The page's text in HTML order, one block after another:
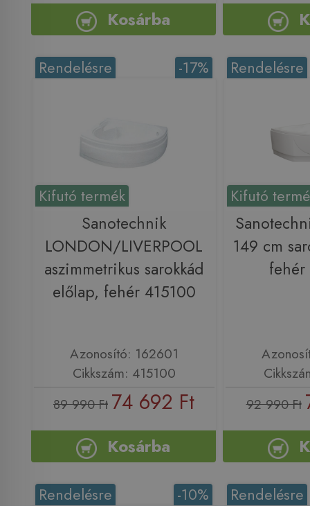
Kosárba
Kifutó termék
-17%
Rendelésre
Sanotechnik
LONDON/LIVERPOOL
aszimmetrikus sarokkád
előlap, fehér 415100
Azonosító: 162601
Cikkszám: 415100
89 990 Ft 74 692 Ft
Kosárba
Kifutó
Rendelésre
149 cm
92 990 Ft
-10%
Rendelésre Rendelésre